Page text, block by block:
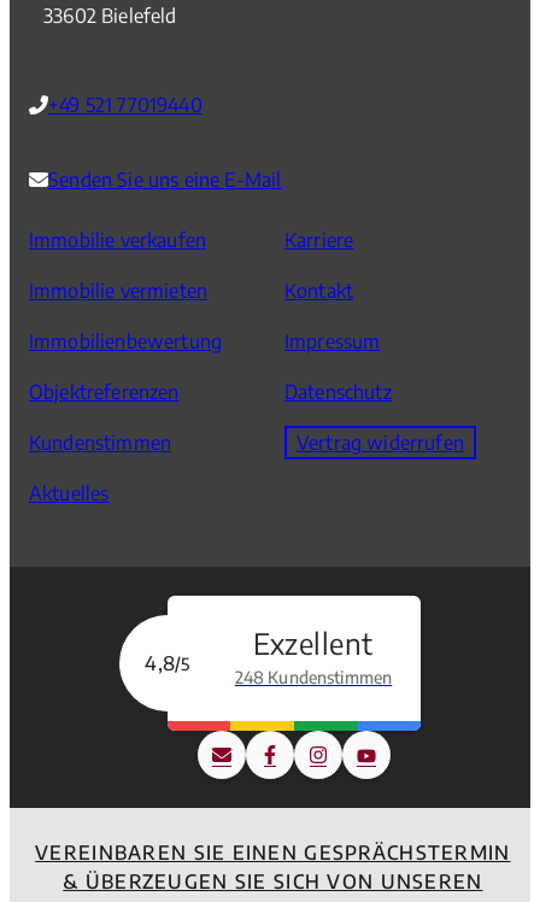
33602 Bielefeld
+49 521 77019440
Senden Sie uns eine E-Mail
Immobilie verkaufen
Immobilie vermieten
Immobilienbewertung
Objektreferenzen
Kundenstimmen
Aktuelles
Karriere
Kontakt
Impressum
Datenschutz
Vertrag widerrufen
4,8/5
Exzellent
248 Kundenstimmen
VEREINBAREN SIE EINEN GESPRÄCHSTERMIN
& ÜBERZEUGEN SIE SICH VON UNSEREN